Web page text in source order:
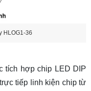
HLOG1-36
tích hợp chip LED DIP
tiếp linh kiện chip từ